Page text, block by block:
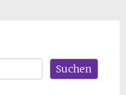
Suchen